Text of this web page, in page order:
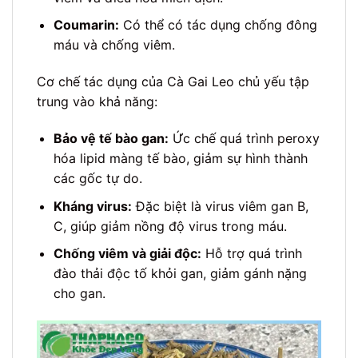
Coumarin: Có thể có tác dụng chống đông
máu và chống viêm.
Cơ chế tác dụng của Cà Gai Leo chủ yếu tập
trung vào khả năng:
Bảo vệ tế bào gan: Ức chế quá trình peroxy
hóa lipid màng tế bào, giảm sự hình thành
các gốc tự do.
Kháng virus: Đặc biệt là virus viêm gan B,
C, giúp giảm nồng độ virus trong máu.
Chống viêm và giải độc: Hỗ trợ quá trình
đào thải độc tố khỏi gan, giảm gánh nặng
cho gan.